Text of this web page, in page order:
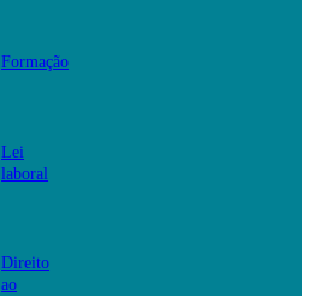
Formação
Lei
laboral
Direito
ao